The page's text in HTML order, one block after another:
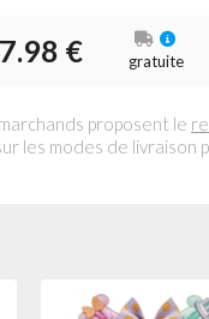
€ gratuite
proposent le
les modes de livraison